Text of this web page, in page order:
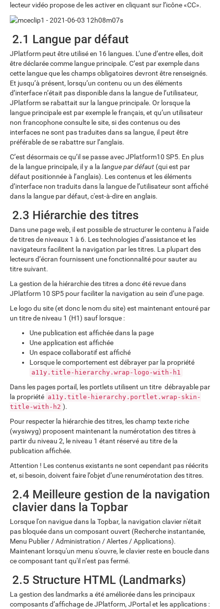
lecteur vidéo propose de les activer en cliquant sur l’icône «CC».
2.1 Langue par défaut
JPlatform peut être utilisé en 16 langues. L’une d’entre elles, doit
être déclarée comme langue principale. C’est par exemple dans
cette langue que les champs obligatoires devront être renseignés.
Et jusqu’à présent, lorsqu’un contenu ou un des éléments
d’interface n’était pas disponible dans la langue de l’utilisateur,
JPlatform se rabattait sur la langue principale. Or lorsque la
langue principale est par exemple le français, et qu’un utilisateur
non francophone consulte le site, si des contenus ou des
interfaces ne sont pas traduites dans sa langue, il peut être
préférable de se rabattre sur l’anglais.
C’est désormais ce qu’il se passe avec JPlatform10 SP5. En plus
de la langue principale, il y a la langue par défaut (qui est par
défaut positionnée à l’anglais). Les contenus et les éléments
d’interface non traduits dans la langue de l’utilisateur sont affiché
dans la langue par défaut, c'est-à-dire en anglais.
2.3 Hiérarchie des titres
Dans une page web, il est possible de structurer le contenu à l’aide
de titres de niveaux 1 à 6. Les technologies d’assistance et les
navigateurs facilitent la navigation par les titres. La plupart des
lecteurs d’écran fournissent une fonctionnalité pour sauter au
titre suivant.
La gestion de la hiérarchie des titres a donc été revue dans
JPlatform 10 SP5 pour faciliter la navigation au sein d’une page.
Le logo du site (et donc le nom du site) est maintenant entouré par
un titre de niveau 1 (H1) sauf lorsque :
Une publication est affichée dans la page
Une application est affichée
Un espace collaboratif est affiché
Lorsque le comportement est débrayer par la propriété
a11y.title-hierarchy.wrap-logo-with-h1
Dans les pages portail, les portlets utilisent un titre débrayable par
la propriété a11y.title-hierarchy.portlet.wrap-skin-
title-with-h2 ).
Pour respecter la hiérarchie des titres, les champ texte riche
(wysiwyg) proposent maintenant la numérotation des titres à
partir du niveau 2, le niveau 1 étant réservé au titre de la
publication affichée.
Attention ! Les contenus existants ne sont cependant pas réécrits
et, si besoin, doivent faire l’objet d’une renumérotation des titres.
2.4 Meilleure gestion de la navigation
clavier dans la Topbar
Lorsque l'on navigue dans la Topbar, la navigation clavier n'était
pas bloquée dans un composant ouvert (Recherche instantanée,
Menu Publier / Administration / Alertes / Applications).
Maintenant lorsqu'un menu s'ouvre, le clavier reste en boucle dans
ce composant tant qu'il n’est pas fermé.
2.5 Structure HTML (Landmarks)
La gestion des landmarks a été améliorée dans les principaux
composants d’affichage de JPlatform, JPortal et les applications :